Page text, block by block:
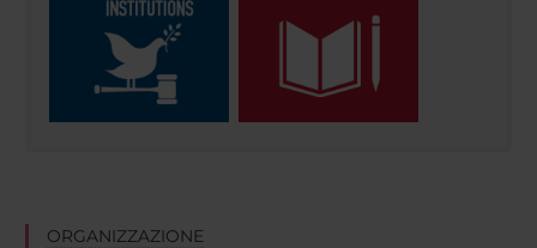
ORGANIZZAZIONE